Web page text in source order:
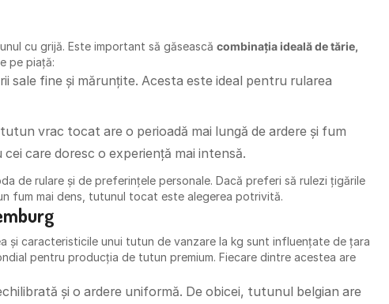
cu grijă. Este important să găsească combinația ideală de tărie,
pe piață:
fine și mărunțite. Acesta este ideal pentru rularea
vrac tocat are o perioadă mai lungă de ardere și fum
care doresc o experiență mai intensă.
de rulare și de preferințele personale. Dacă preferi să rulezi țigările
fum mai dens, tutunul tocat este alegerea potrivită.
caracteristicile unui tutun de vanzare la kg sunt influențate de țara
pentru producția de tutun premium. Fiecare dintre acestea are
și o ardere uniformă. De obicei, tutunul belgian are